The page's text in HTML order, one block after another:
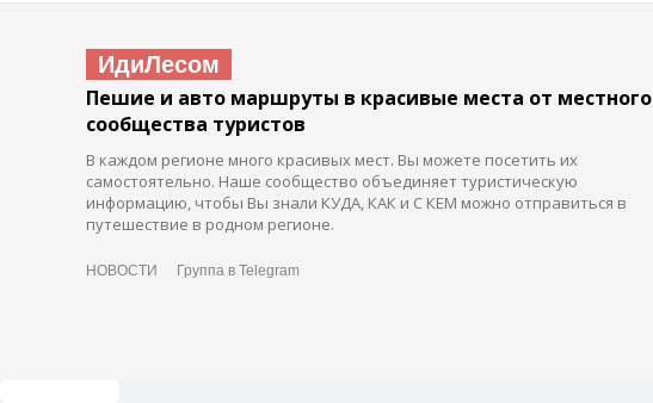
ИдиЛесом
Пешие и авто маршруты в красивые места от местного
сообщества туристов
В каждом регионе много красивых мест. Вы можете посетить их
самостоятельно. Наше сообщество объединяет туристическую
информацию, чтобы Вы знали КУДА, КАК и С КЕМ можно отправиться в
путешествие в родном регионе.
НОВОСТИ Группа в Telegram